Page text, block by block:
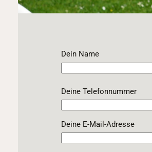
Dein Name
Deine Telefonnummer
Deine E-Mail-Adresse